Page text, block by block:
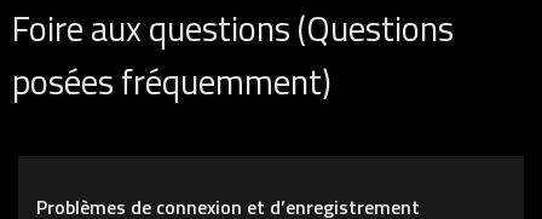
Foire aux questions (Questions
posées fréquemment)
Problèmes de connexion et d’enregistrement